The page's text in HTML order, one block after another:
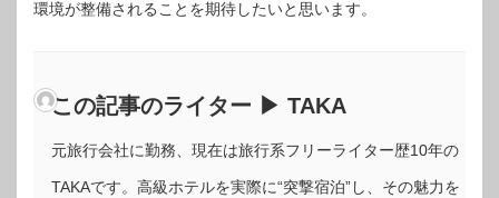
環境が整備されることを期待したいと思います。
この記事のライター ▶ TAKA
元旅行会社に勤務、現在は旅行系フリーライター歴10年の
TAKAです。高級ホテルを実際に“突撃宿泊”し、その魅力を